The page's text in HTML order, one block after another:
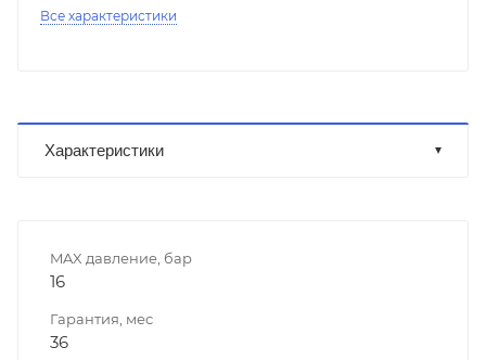
Все характеристики
Характеристики
MAX давление, бар
16
Гарантия, мес
36